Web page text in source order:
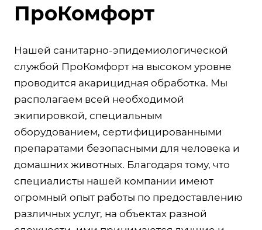
ПроКомфорт
Нашей санитарно-эпидемиологической
службой ПроКомфорт на высоком уровне
проводится акарицидная обработка. Мы
располагаем всей необходимой
экипировкой, специальным
оборудованием, сертифицированными
препаратами безопасными для человека и
домашних животных. Благодаря тому, что
специалисты нашей компании имеют
огромный опыт работы по предоставлению
различных услуг, на объектах разной